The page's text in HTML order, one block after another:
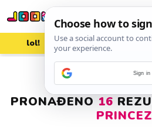
lol! aww
PRONAĐENO 16
Sign in